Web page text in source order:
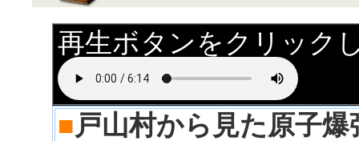
再生ボタンをクリック
■ 戸山村から見た原子